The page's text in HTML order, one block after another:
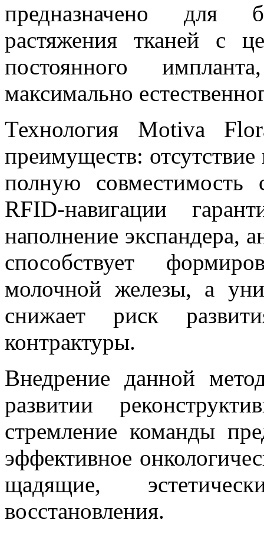
предназначено для
растяжения тканей с
постоянного
максимально
Технология Motiva
преимуществ: отсутствие
полную совместимость
RFID-навигации
наполнение экспандера,
способствует
молочной железы, а
снижает риск
контрактуры.
Внедрение данной
развитии
стремление команды
эффективное
щадящие,
восстановления.